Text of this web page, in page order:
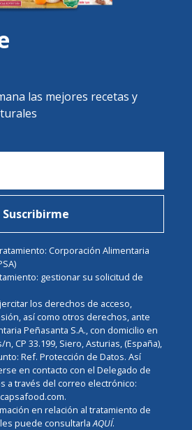
las mejores recetas y
Suscribirme
Corporación Alimentaria
gestionar su solicitud de
los derechos de acceso,
así como otros derechos, ante
Peñasanta S.A., con domicilio en
CP 33.199, Siero, Asturias, (España),
Ref. Protección de Datos. Así
en contacto con el Delegado de
a través del correo electrónico:
en relación al tratamiento de
puede consultarlaAQUÍ.